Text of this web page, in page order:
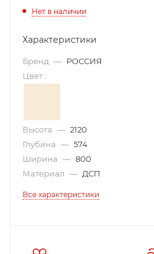
Нет в наличии
Характеристики
Бренд — РОССИЯ
Цвет :
Высота — 2120
Глубина — 574
Ширина — 800
Материал — ДСП
Все характеристики